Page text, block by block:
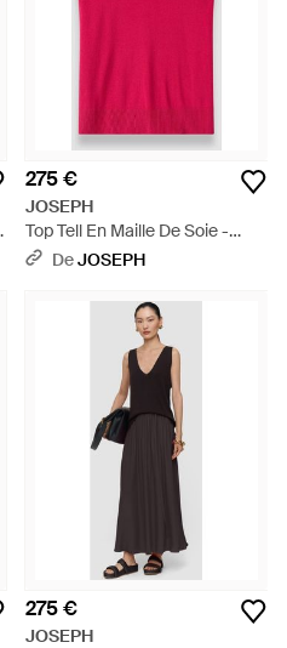
275 €
JOSEPH
Top Tell En Maille De Soie -
RoseDeJOSEPH
275 €
JOSEPH